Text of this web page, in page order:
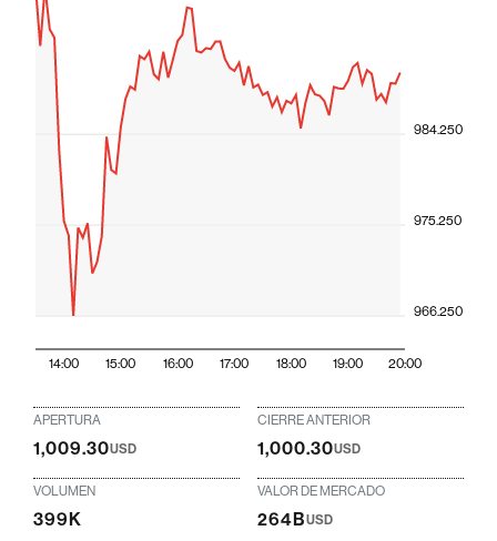
14:00 15:00 16:00 17:00 18:00 19:00 20:00
966.250
975.250
984.250
APERTURA
1,009.30USD
CIERRE ANTERIOR
1,000.30USD
VOLUMEN
399K
VALOR DE MERCADO
264BUSD